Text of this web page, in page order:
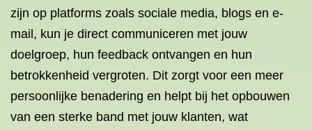
zijn op platforms zoals sociale media, blogs en e-
mail, kun je direct communiceren met jouw
doelgroep, hun feedback ontvangen en hun
betrokkenheid vergroten. Dit zorgt voor een meer
persoonlijke benadering en helpt bij het opbouwen
van een sterke band met jouw klanten, wat